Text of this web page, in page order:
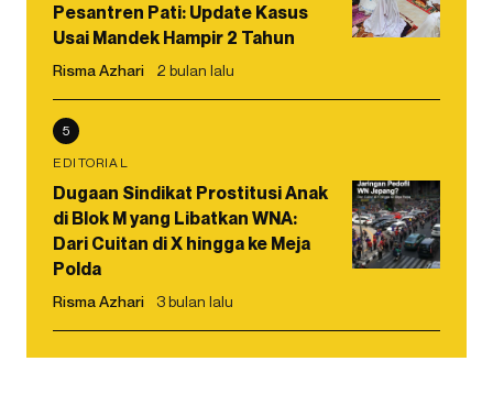
Pesantren Pati: Update Kasus
Usai Mandek Hampir 2 Tahun
Risma Azhari 2 bulan lalu
5
EDITORIAL
Dugaan Sindikat Prostitusi Anak
di Blok M yang Libatkan WNA:
Dari Cuitan di X hingga ke Meja
Polda
Risma Azhari 3 bulan lalu